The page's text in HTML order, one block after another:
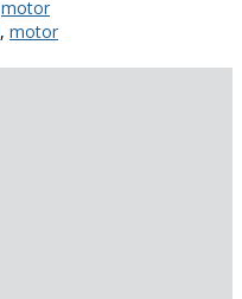
motor
, motor